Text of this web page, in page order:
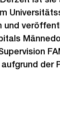
und
der